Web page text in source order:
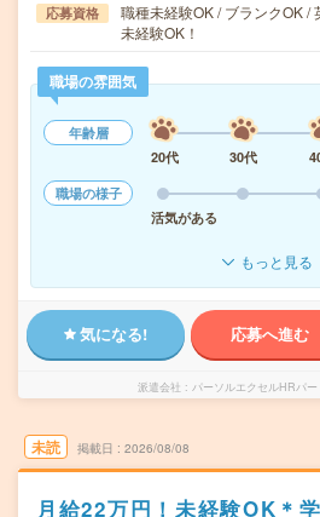
応募資格
職種未経験OK / ブランクOK /
未経験OK！
職場の雰囲気
年齢層
20代
30代
職場の様子
活気がある
もっと見る
気になる! 応募へ進む
派遣会社 パーソルエクセルHRパー
未読 掲載日 2026/08/08
月給22万円！未経験OK＊